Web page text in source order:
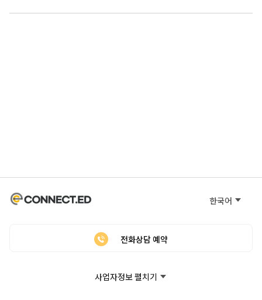
한국어
전화상담 예약
사업자정보 펼치기